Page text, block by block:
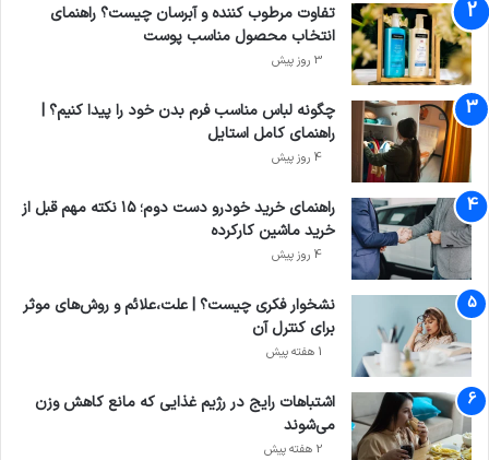
تفاوت مرطوب کننده و آبرسان چیست؟ راهنمای
انتخاب محصول مناسب پوست
3 روز پیش
چگونه لباس مناسب فرم بدن خود را پیدا کنیم؟ |
راهنمای کامل استایل
4 روز پیش
راهنمای خرید خودرو دست دوم؛ ۱۵ نکته مهم قبل از
خرید ماشین کارکرده
4 روز پیش
نشخوار فکری چیست؟ | علت،علائم و روش‌های موثر
برای کنترل آن
1 هفته پیش
اشتباهات رایج در رژیم غذایی که مانع کاهش وزن
می‌شوند
2 هفته پیش